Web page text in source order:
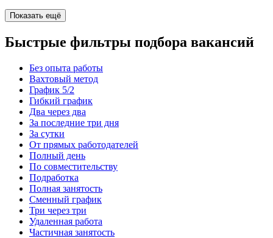
Показать ещё
Быстрые фильтры подбора вакансий
Без опыта работы
Вахтовый метод
График 5/2
Гибкий график
Два через два
За последние три дня
За сутки
От прямых работодателей
Полный день
По совместительству
Подработка
Полная занятость
Сменный график
Три через три
Удаленная работа
Частичная занятость